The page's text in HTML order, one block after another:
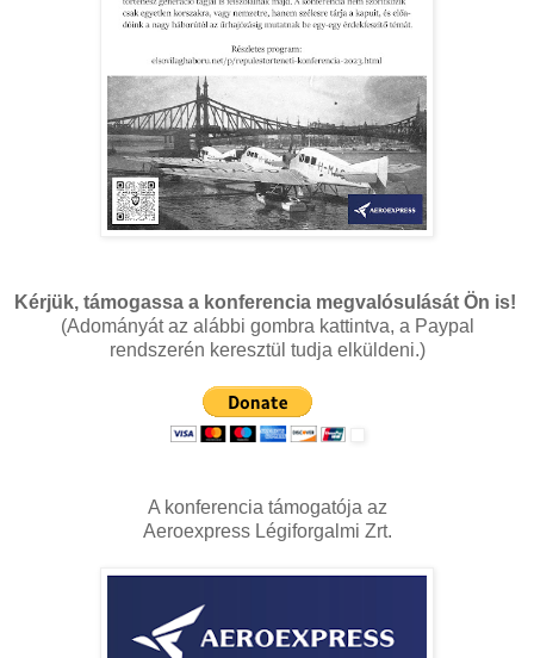
Kérjük, támogassa a konferencia megvalósulását Ön is!
(Adományát az alábbi gombra kattintva, a Paypal
rendszerén keresztül tudja elküldeni.)
A konferencia támogatója az
Aeroexpress Légiforgalmi Zrt.